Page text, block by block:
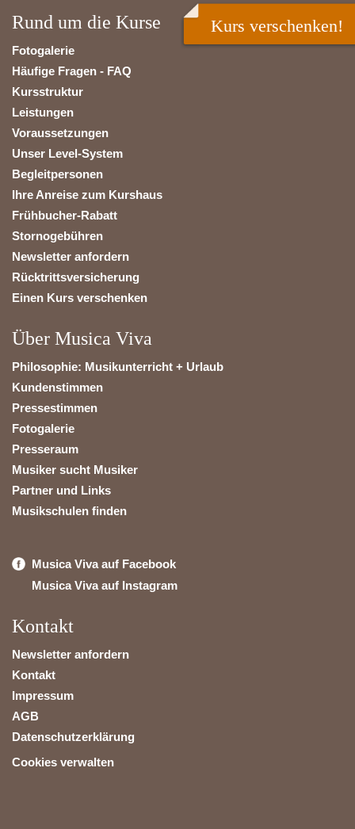
Rund um die Kurse
Fotogalerie
Häufige Fragen - FAQ
Kursstruktur
Leistungen
Voraussetzungen
Unser Level-System
Begleitpersonen
Ihre Anreise zum Kurshaus
Frühbucher-Rabatt
Stornogebühren
Newsletter anfordern
Rücktrittsversicherung
Einen Kurs verschenken
Über Musica Viva
Philosophie: Musikunterricht + Urlaub
Kundenstimmen
Pressestimmen
Fotogalerie
Presseraum
Musiker sucht Musiker
Partner und Links
Musikschulen finden
Musica Viva auf Facebook
Musica Viva auf Instagram
Kontakt
Newsletter anfordern
Kontakt
Impressum
AGB
Datenschutzerklärung
Cookies verwalten
Kurs verschenken!